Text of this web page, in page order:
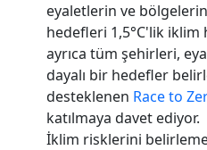
eyaletlerin ve
hedefleri 1,5°C'lik iklim
ayrıca tüm şehirleri,
dayalı bir hedefler
desteklenen Race to
katılmaya davet ediyor.
İklim risklerini